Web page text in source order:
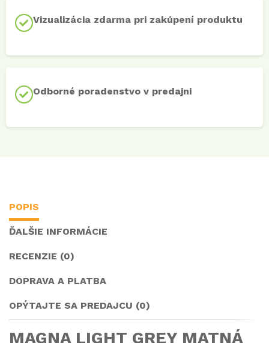
Vizualizácia zdarma pri zakúpení produktu
Odborné poradenstvo v predajni
POPIS
ĎALŠIE INFORMÁCIE
RECENZIE (0)
DOPRAVA A PLATBA
OPÝTAJTE SA PREDAJCU (0)
MAGNA LIGHT GREY MATNÁ